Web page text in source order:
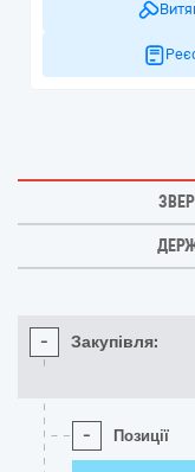
- Закупівля:
- Позиції